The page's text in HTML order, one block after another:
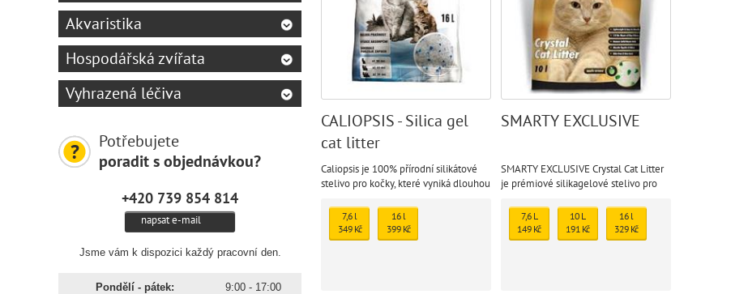
Kočky milují MAGIC Pearls, které zanechávají kočičí toaletu čistou, svěží, suchou a bez zápachu.
CALIOPSIS - Silica gel
cat litter
Caliopsis je 100% přírodní silikátové
stelivo pro kočky, které vyniká dlouhou
7,6 l
349 Kč
16 l
399 Kč
SMARTY EXCLUSIVE
SMARTY EXCLUSIVE Crystal Cat Litter
je prémiové silikagelové stelivo pro
okamžité pohlcení zápachu a
příjemnou vůni zeleného jablka.
7,6 L
149 Kč
10 L
191 Kč
16 l
329 Kč
Akvaristika
Hospodářská zvířata
Vyhrazená léčiva
Potřebujete
poradit s objednávkou?
+420 739 854 814
napsat e-mail
Jsme vám k dispozici každý pracovní den.
Pondělí - pátek: 9:00 - 17:00